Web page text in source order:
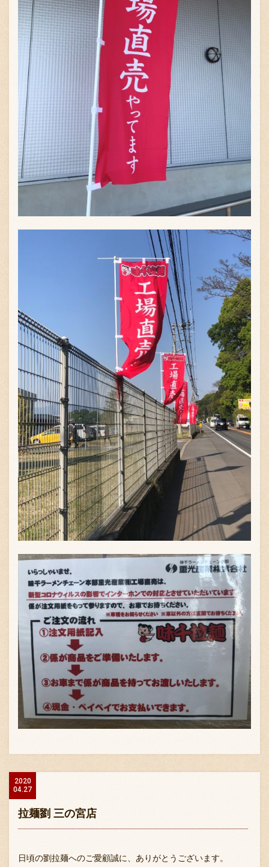
2020
04.27
拉麺劉 三の宮店
日頃の劉拉麺へのご愛顧誠に、ありがとうございます。